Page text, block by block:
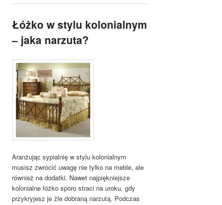
Łóżko w stylu kolonialnym
– jaka narzuta?
Aranżując sypialnię w stylu kolonialnym
musisz zwrócić uwagę nie tylko na meble, ale
również na dodatki. Nawet najpiękniejsze
kolonialne łóżko sporo straci na uroku, gdy
przykryjesz je źle dobraną narzutą. Podczas